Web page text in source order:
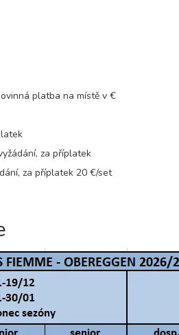
platba na místě v €
za příplatek
za příplatek 20 €/set